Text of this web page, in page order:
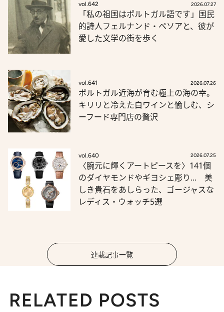
vol.642 2026.07.27
「私の祖国はポルトガル語です」国民
的詩人フェルナンド・ペソアと、彼が
愛した文学の街を歩く
vol.641 2026.07.26
ポルトガル近海が育む極上の海の幸。
キリリと冷えた白ワインと愉しむ、シ
ーフード専門店の贅沢
vol.640 2026.07.25
〈腕元に輝くアートピースを〉141個
のダイヤモンドやギヨシェ彫り... 美
しき貴石をあしらった、ゴージャスな
レディス・ウォッチ5選
連載記事一覧
RELATED POSTS